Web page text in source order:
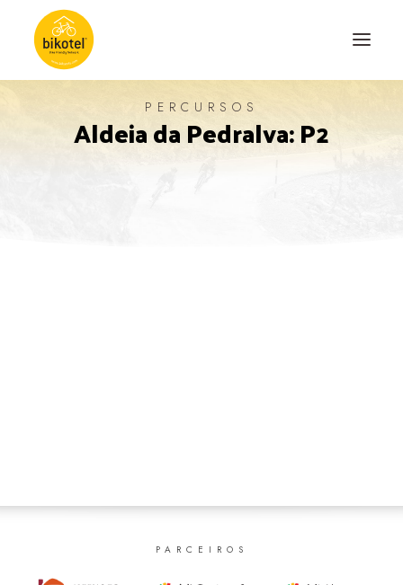
SOBRE NÓS
PERCURSOS
Aldeia da Pedralva: P2
PARCEIROS